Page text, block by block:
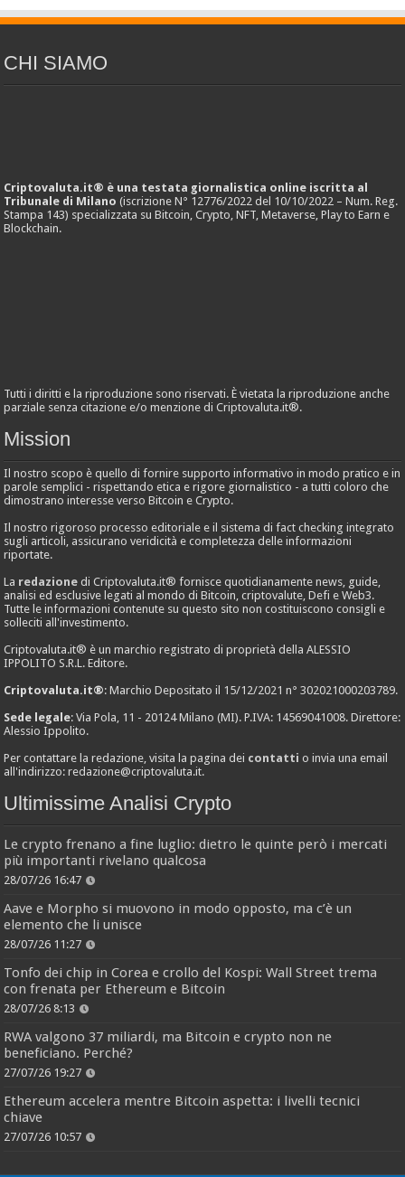
CHI SIAMO
Criptovaluta.it® è una testata giornalistica online iscritta al
Tribunale di Milano (iscrizione N° 12776/2022 del 10/10/2022 – Num. Reg.
Stampa 143) specializzata su Bitcoin, Crypto, NFT, Metaverse, Play to Earn e
Blockchain.
Tutti i diritti e la riproduzione sono riservati. È vietata la riproduzione anche
parziale senza citazione e/o menzione di Criptovaluta.it®.
Mission
Il nostro scopo è quello di fornire supporto informativo in modo pratico e in
parole semplici - rispettando etica e rigore giornalistico - a tutti coloro che
dimostrano interesse verso Bitcoin e Crypto.
Il nostro rigoroso processo editoriale e il sistema di fact checking integrato
sugli articoli, assicurano veridicità e completezza delle informazioni
riportate.
La redazione di Criptovaluta.it® fornisce quotidianamente news, guide,
analisi ed esclusive legati al mondo di Bitcoin, criptovalute, Defi e Web3.
Tutte le informazioni contenute su questo sito non costituiscono consigli e
solleciti all'investimento.
Criptovaluta.it® è un marchio registrato di proprietà della ALESSIO
IPPOLITO S.R.L. Editore.
Criptovaluta.it®: Marchio Depositato il 15/12/2021 n° 302021000203789.
Sede legale: Via Pola, 11 - 20124 Milano (MI). P.IVA: 14569041008. Direttore:
Alessio Ippolito.
Per contattare la redazione, visita la pagina dei contatti o invia una email
all'indirizzo:redazione@criptovaluta.it.
Ultimissime Analisi Crypto
Le crypto frenano a fine luglio: dietro le quinte però i mercati
più importanti rivelano qualcosa
28/07/26 16:47
Aave e Morpho si muovono in modo opposto, ma c’è un
elemento che li unisce
28/07/26 11:27
Tonfo dei chip in Corea e crollo del Kospi: Wall Street trema
con frenata per Ethereum e Bitcoin
28/07/26 8:13
RWA valgono 37 miliardi, ma Bitcoin e crypto non ne
beneficiano. Perché?
27/07/26 19:27
Ethereum accelera mentre Bitcoin aspetta: i livelli tecnici
chiave
27/07/26 10:57